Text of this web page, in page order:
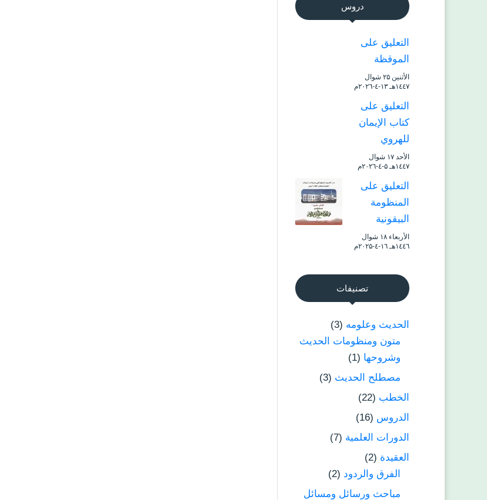
دروس
التعليق على
الموقظة
الأثنين ۲۵ شوال
۱٤٤۷هـ ۱۳-٤-۲۰۲٦م
التعليق على
كتاب الإيمان
للهروي
الأحد ۱۷ شوال
۱٤٤۷هـ ۵-٤-۲۰۲٦م
التعليق على
المنظومة
البيقونية
الأربعاء ۱۸ شوال
۱٤٤٦هـ ۱٦-٤-۲۰۲۵م
تصنيفات
الحديث وعلومه (3)
متون ومنظومات الحديث
وشروحها (1)
مصطلح الحديث (3)
الخطب (22)
الدروس (16)
الدورات العلمية (7)
العقيدة (2)
الفرق والردود (2)
مباحث ورسائل ومسائل